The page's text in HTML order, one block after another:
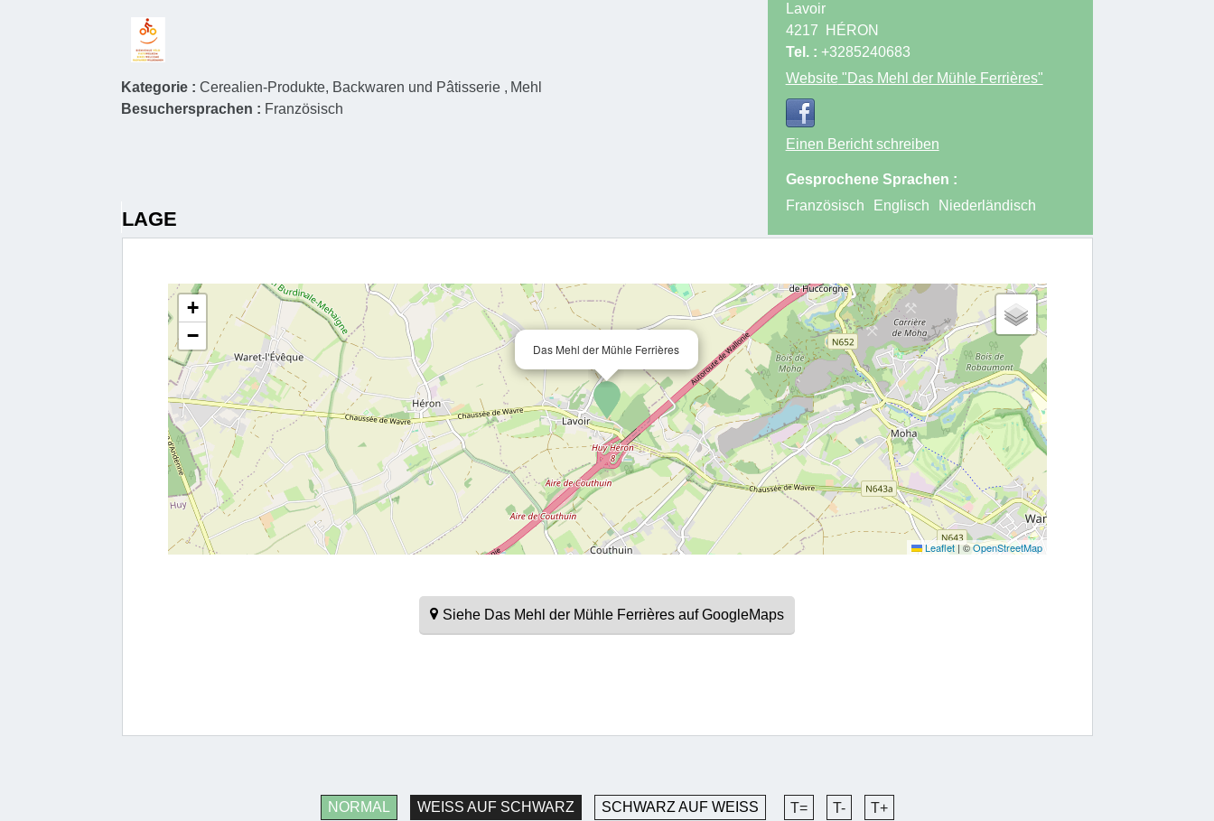
Kategorie :Cerealien-Produkte, Backwaren und Pâtisserie
Mehl
Besuchersprachen : Französisch
Lavoir
4217
HÉRON
Tel. : +3285240683
Website "Das Mehl der Mühle Ferrières"
Einen Bericht schreiben
Gesprochene Sprachen :
Französisch
Englisch Niederländisch
LAGE
Das Mehl der Mühle Ferrières
+
−
Leaflet | ©OpenStreetMap
Siehe Das Mehl der Mühle Ferrières auf GoogleMaps
NORMAL WEISS AUF SCHWARZ SCHWARZ AUF WEISS T= T- T+